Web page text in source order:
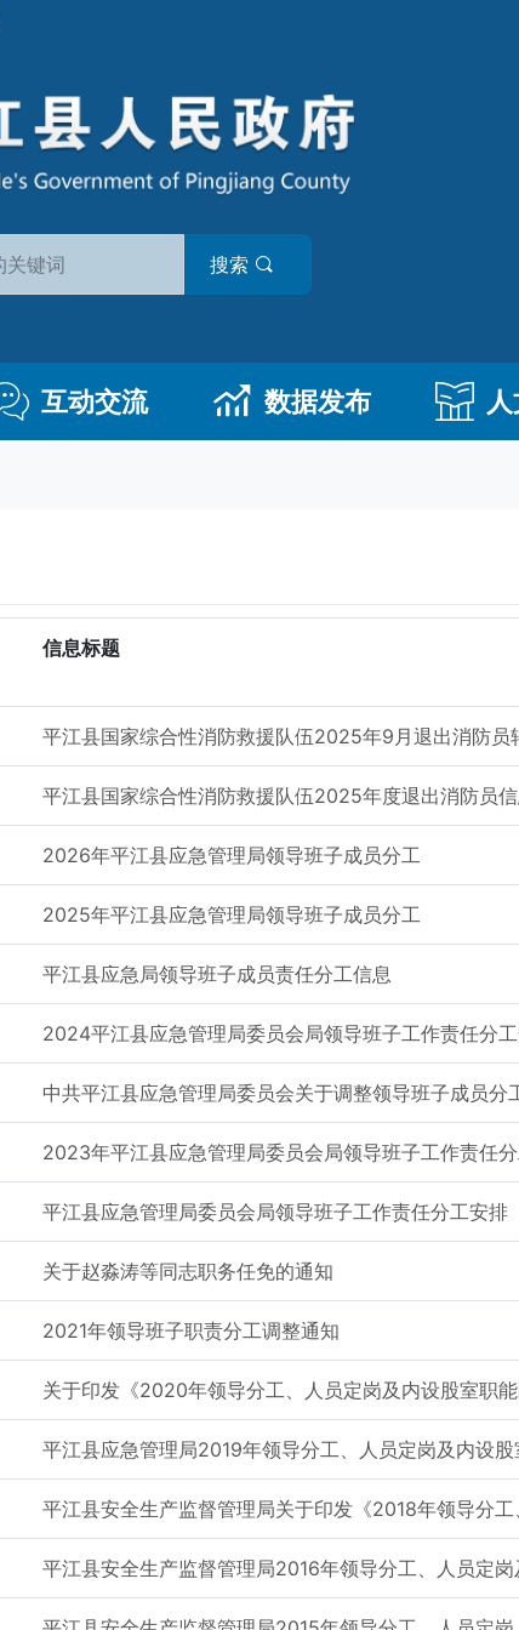
搜索
互动交流 数据发布
信息标题
平江县国家综合性消防救援队伍2025年9月退出消防员
平江县国家综合性消防救援队伍2025年度退出消防员
2026年平江县应急管理局领导班子成员分工
2025年平江县应急管理局领导班子成员分工
平江县应急局领导班子成员责任分工信息
2024平江县应急管理局委员会局领导班子工作责任分
中共平江县应急管理局委员会关于调整领导班子成员分
2023年平江县应急管理局委员会局领导班子工作责任
平江县应急管理局委员会局领导班子工作责任分工安排
关于赵淼涛等同志职务任免的通知
2021年领导班子职责分工调整通知
关于印发《2020年领导分工、人员定岗及内设股室职
平江县应急管理局2019年领导分工、人员定岗及内设股
平江县安全生产监督管理局关于印发《2018年领导分工
平江县安全生产监督管理局2016年领导分工、人员定岗